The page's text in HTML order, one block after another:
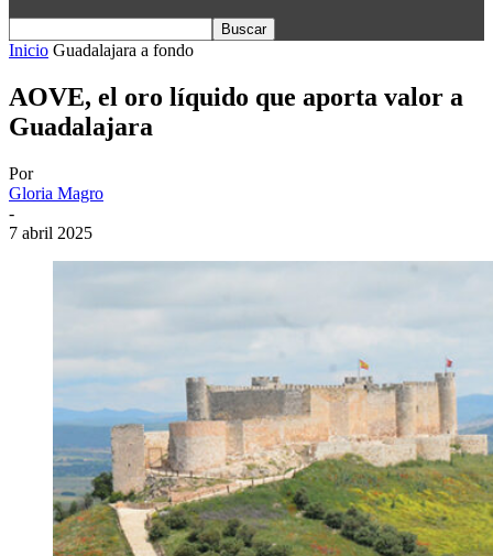
Inicio Guadalajara a fondo
AOVE, el oro líquido que aporta valor a
Guadalajara
Por
Gloria Magro
-
7 abril 2025